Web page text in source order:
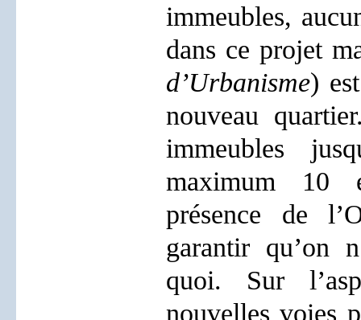
immeubles,
dans ce projet
d’Urbanisme)
nouveau
immeubles
maximum 10
présence de
garantir qu’on
quoi. Sur
nouvelles voies